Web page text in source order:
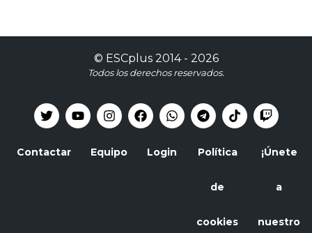
© ESCplus2014 - 2026
Todos los derechos reservados.
Contactar Equipo Login Política
de
cookies
¡Únete
a
nuestro